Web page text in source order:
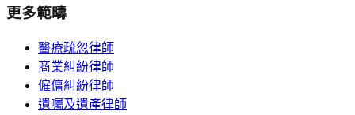
更多範疇
醫療疏忽律師
商業糾紛律師
僱傭糾紛律師
遺囑及遺產律師